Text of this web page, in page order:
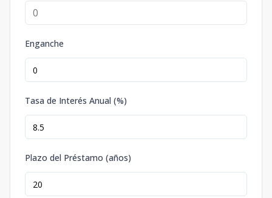
Enganche
Tasa de Interés Anual (%)
Plazo del Préstamo (años)